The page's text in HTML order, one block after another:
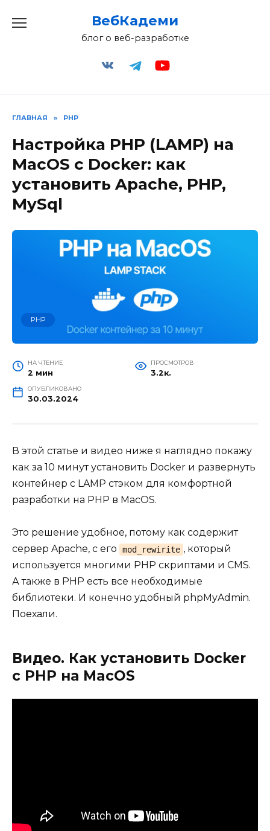
ВебКадеми
блог о веб-разработке
ГЛАВНАЯ » PHP
Настройка PHP (LAMP) на
MacOS с Docker: как
установить Apache, PHP,
MySql
PHP
НА ЧТЕНИЕ
2 мин
ПРОСМОТРОВ
3.2к.
ОПУБЛИКОВАНО
30.03.2024
В этой статье и видео ниже я наглядно покажу
как за 10 минут установить Docker и развернуть
контейнер с LAMP стэком для комфортной
разработки на PHP в MacOS.
Это решение удобное, потому как содержит
сервер Apache, с его
mod_rewirite , который
используется многими PHP скриптами и CMS.
А также в PHP есть все необходимые
библиотеки. И конечно удобный phpMyAdmin.
Поехали.
Видео. Как установить Docker
с PHP на MacOS